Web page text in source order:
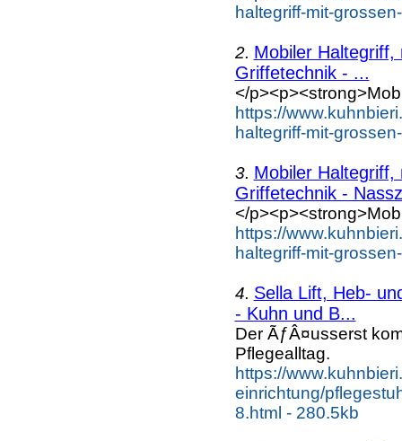
haltegriff-mit-
2. Mobiler
Griffetechnik - ...
</
https://
haltegriff-mit-
3. Mobiler
Griffetechnik -
</
https://
haltegriff-mit-
4. Sella Lift, Heb-
- Kuhn und B...
Der ÃƒÂ¤usserst
Pflegealltag.
https://
einrichtung/
8.html - 280.5kb